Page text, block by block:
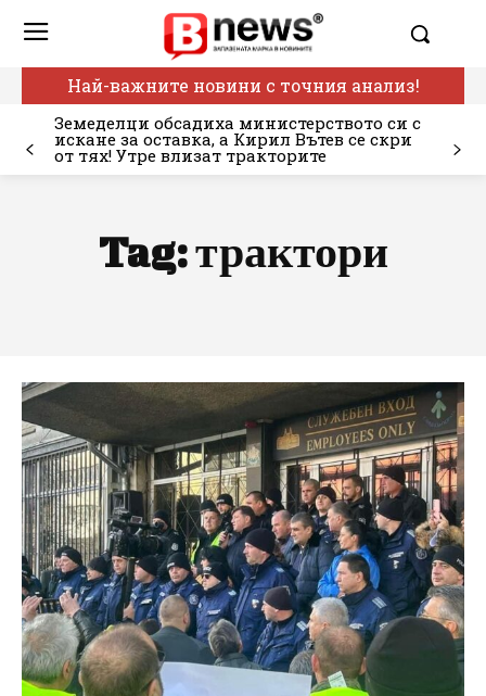
Най-важните новини с точния анализ!
Земеделци обсадиха министерството си с
искане за оставка, а Кирил Вътев се скри
от тях! Утре влизат тракторите
Tag:трактори